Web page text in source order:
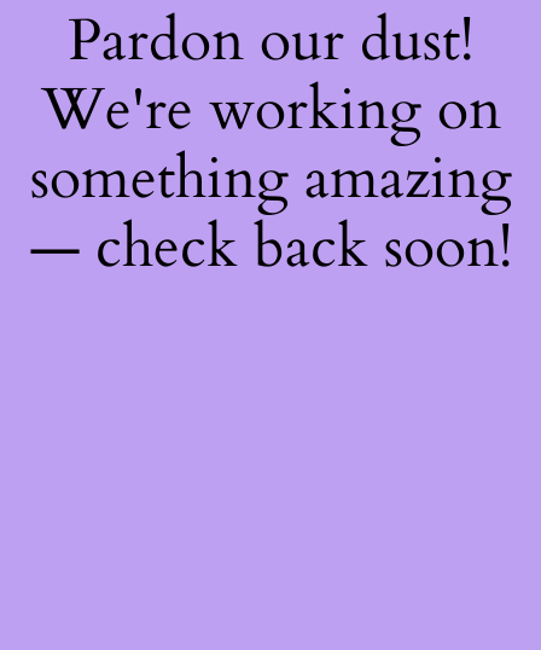
Pardon our dust!
We're working on
something amazing
— check back soon!